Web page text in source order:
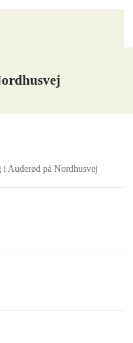
Auderød på Nordhusvej